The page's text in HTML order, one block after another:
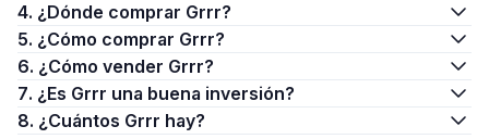
4. ¿Dónde comprar Grrr?
5. ¿Cómo comprar Grrr?
6. ¿Cómo vender Grrr?
7. ¿Es Grrr una buena inversión?
8. ¿Cuántos Grrr hay?